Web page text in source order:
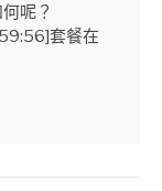
呢？
套餐在